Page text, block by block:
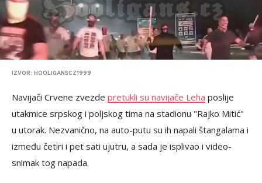
IZVOR: HOOLIGANSCZ1999
Navijači Crvene zvezde pretukli su navijače Leha poslije
utakmice srpskog i poljskog tima na stadionu "Rajko Mitić"
u utorak. Nezvanično, na auto-putu su ih napali štangalama i
između četiri i pet sati ujutru, a sada je isplivao i video-
snimak tog napada.